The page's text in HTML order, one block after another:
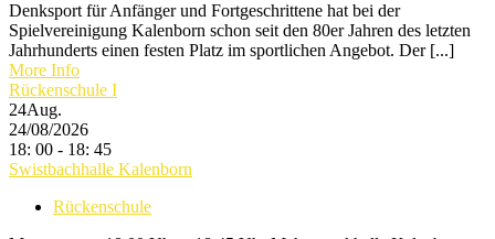
Denksport für Anfänger und Fortgeschrittene hat bei der
Spielvereinigung Kalenborn schon seit den 80er Jahren des letzten
Jahrhunderts einen festen Platz im sportlichen Angebot. Der [...]
More Info
Rückenschule I
24Aug.
24/08/2026
18: 00 - 18: 45
Swistbachhalle Kalenborn
Rückenschule